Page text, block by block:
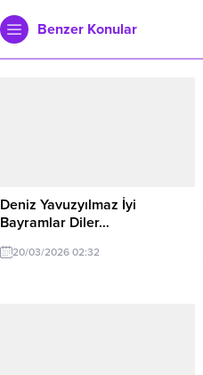
Benzer Konular
Deniz Yavuzyılmaz İyi
Bayramlar Diler…
20/03/2026 02:32